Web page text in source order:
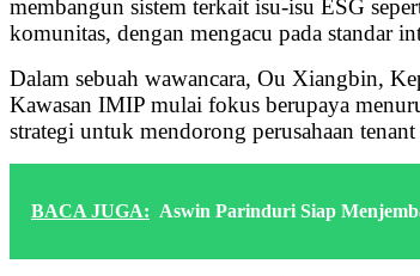
membangun sistem terkait isu-isu ESG
komunitas, dengan mengacu pada standar
Dalam sebuah wawancara, Ou Xiangbin,
Kawasan IMIP mulai fokus berupaya
strategi untuk mendorong perusahaan
BACA JUGA: Aswin Parinduri Siap